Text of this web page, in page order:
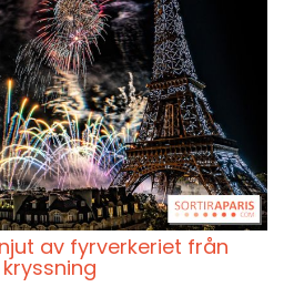
av fyrverkeriet från